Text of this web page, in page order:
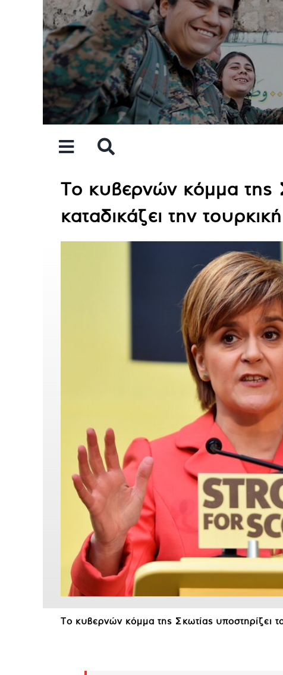
Το κυβερνών κόμμα της
καταδικάζει την
Το κυβερνών κόμμα της Σκωτίας υποστηρίζει